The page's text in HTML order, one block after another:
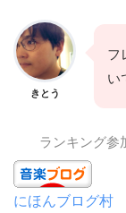
きとう
フ
い
ランキング参
にほんブログ村